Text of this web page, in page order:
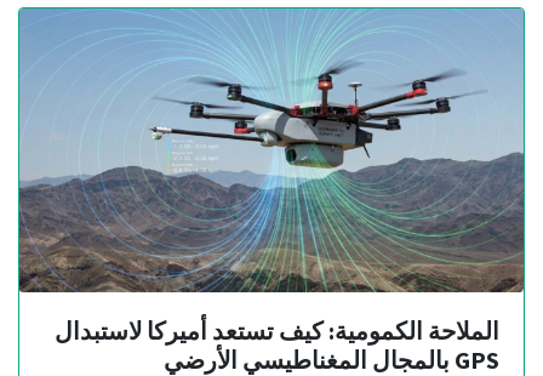
الملاحة الكمومية: كيف تستعد أميركا لاستبدال
GPS بالمجال المغناطيسي الأرضي